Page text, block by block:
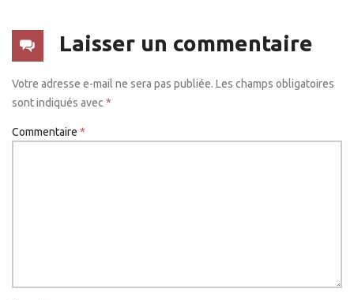
Laisser un commentaire
Votre adresse e-mail ne sera pas publiée. Les champs obligatoires
sont indiqués avec *
Commentaire *